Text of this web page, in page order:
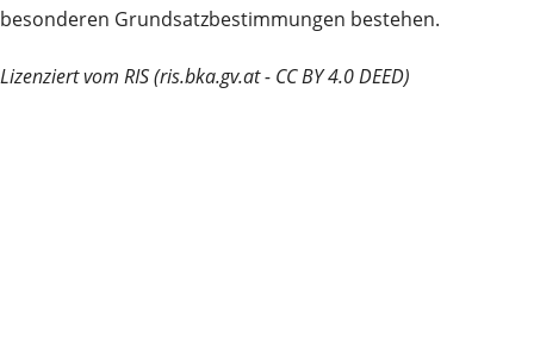
besonderen Grundsatzbestimmungen bestehen.
Lizenziert vom RIS (ris.bka.gv.at - CC BY 4.0 DEED)